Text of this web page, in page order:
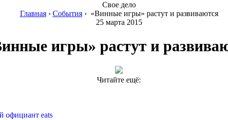
Свое дело
Главная› События› «Винные игры» растут и развиваются
25 марта 2015
игры» растут и
Читайте ещё:
официант eats